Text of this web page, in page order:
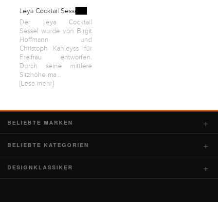
Leya Cocktail Sessel
Der Leya Cocktail
Sessel wurde von Birgit
Hoffmann und
Christoph Kahleyss für
Freifrau entworfen.
Durch seine mittlere
Sitzhöhe ma...
[Lese mehr]
BELIEBTE MARKEN
BELIEBTE KATEGORIEN
DESIGNKLASSIKER